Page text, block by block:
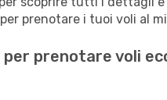
prenotare i tuoi voli al
per prenotare voli